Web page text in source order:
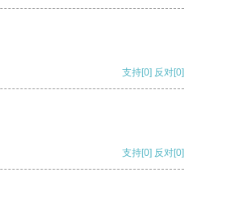
支持[0] 反对[0]
支持[0] 反对[0]